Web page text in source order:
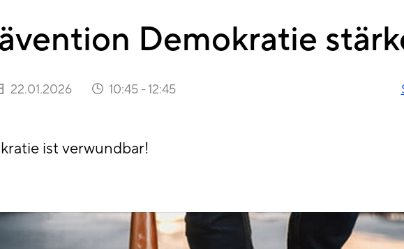
Demokratie
22.01.2026 10:45 -12:45
ist verwundbar!